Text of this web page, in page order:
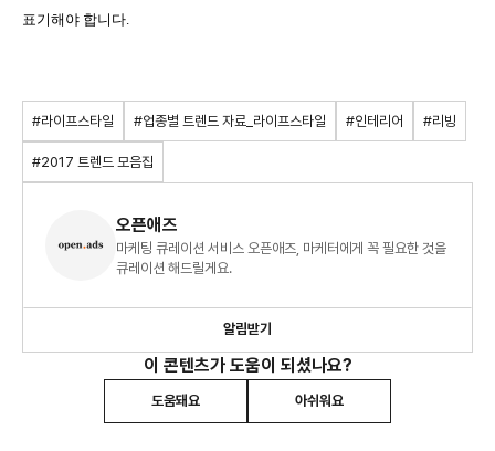
표기해야 합니다.
#라이프스타일 #업종별 트렌드 자료_라이프스타일 #인테리어 #리빙
#2017 트렌드 모음집
오픈애즈
마케팅 큐레이션 서비스 오픈애즈, 마케터에게 꼭 필요한 것을
큐레이션 해드릴게요.
알림받기
이 콘텐츠가 도움이 되셨나요?
도움돼요 아쉬워요